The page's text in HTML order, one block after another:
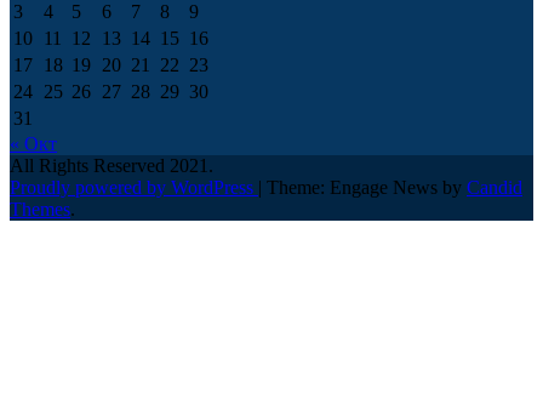
3
4 5 6 7 8
9
10 11 12 13 14 15 16
17 18 19 20 21 22 23
24 25 26 27 28 29 30
31
« Окт
All Rights Reserved 2021.
Proudly powered by WordPress | Theme: Engage News by Candid
Themes.